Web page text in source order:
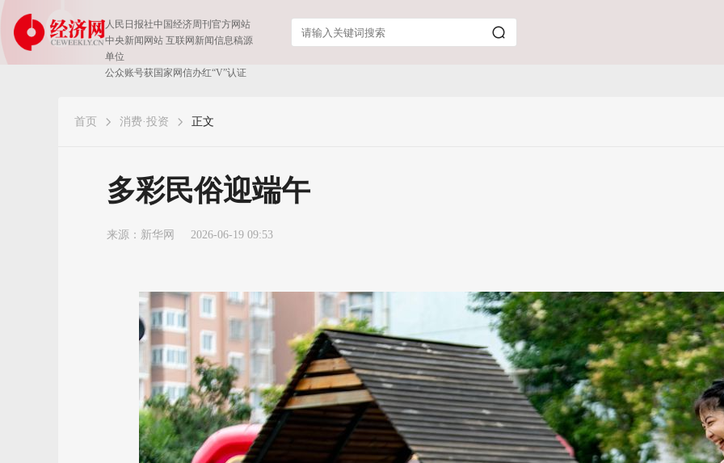
人民日报社中国经济周刊官方网站
中央新闻网站 互联网新闻信息稿源
单位
公众账号获国家网信办红“V”认证
首页 消费·投资 正文
多彩民俗迎端午
来源： 新华网 2026-06-19 09:53